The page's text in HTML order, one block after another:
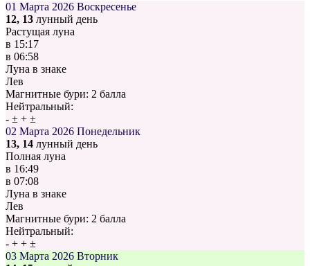
01 Марта 2026 Воскресенье
12, 13 лунный день
Растущая луна
в 15:17
в 06:58
Луна в знаке
Лев
Магнитные бури: 2 балла
Нейтральный:
- ± + ±
02 Марта 2026 Понедельник
13, 14 лунный день
Полная луна
в 16:49
в 07:08
Луна в знаке
Лев
Магнитные бури: 2 балла
Нейтральный:
- + + ±
03 Марта 2026 Вторник